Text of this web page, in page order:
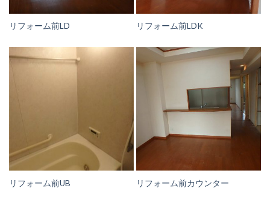
リフォーム前LD リフォーム前LDK
リフォーム前UB リフォーム前カウンター